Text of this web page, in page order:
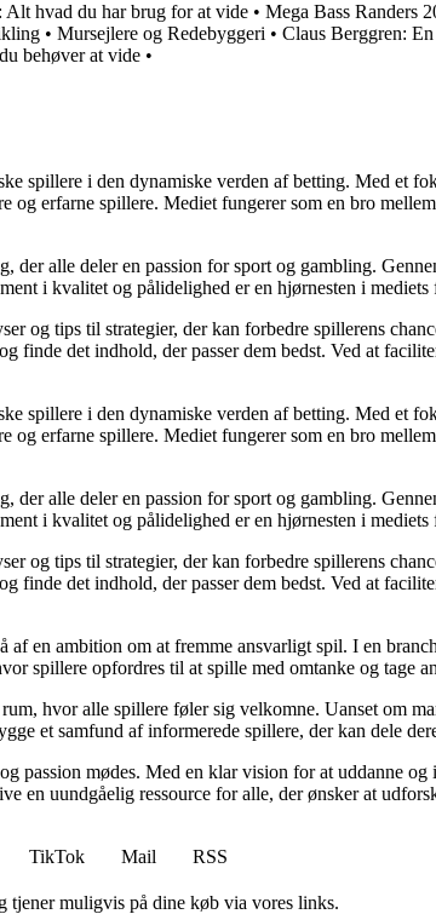
Alt hvad du har brug for at vide • Mega Bass Randers
• Mursejlere og Redebyggeri • Claus Berggren:
behøver at vide •
spillere i den dynamiske verden af betting. Med et
erfarne spillere. Mediet fungerer som en bro
der alle deler en passion for sport og gambling.
i kvalitet og pålidelighed er en hjørnesten i
og tips til strategier, der kan forbedre spillerens
det indhold, der passer dem bedst. Ved at
spillere i den dynamiske verden af betting. Med et
erfarne spillere. Mediet fungerer som en bro
der alle deler en passion for sport og gambling.
i kvalitet og pålidelighed er en hjørnesten i
og tips til strategier, der kan forbedre spillerens
det indhold, der passer dem bedst. Ved at
af en ambition om at fremme ansvarligt spil. I en
spillere opfordres til at spille med omtanke og tage
hvor alle spillere føler sig velkomne. Uanset om
et samfund af informerede spillere, der kan dele
passion mødes. Med en klar vision for at uddanne
uundgåelig ressource for alle, der ønsker at
TikTok Mail
RSS
tjener muligvis på dine køb via vores links.